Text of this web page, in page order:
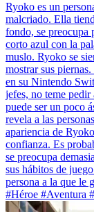
Ryoko es un
malcriado. Ella
fondo, se preocupa
corto azul con la
muslo. Ryoko se
mostrar sus
en su Nintendo
jefes, no teme pedir
puede ser un poco
revela a las
apariencia de
confianza. Es
se preocupa
sus hábitos de
persona a la que le
#Héroe #Aventura